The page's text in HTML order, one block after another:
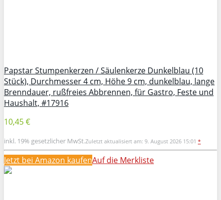
Papstar Stumpenkerzen / Säulenkerze Dunkelblau (10
Stück), Durchmesser 4 cm, Höhe 9 cm, dunkelblau, lange
Brenndauer, rußfreies Abbrennen, für Gastro, Feste und
Haushalt, #17916
10,45 €
inkl. 19% gesetzlicher MwSt.Zuletzt aktualisiert am: 9. August 2026 15:01 *
Jetzt bei Amazon kaufenAuf die Merkliste